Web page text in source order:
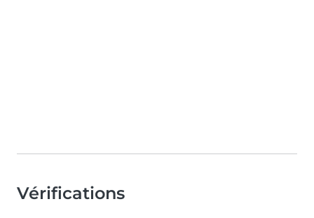
Vérifications